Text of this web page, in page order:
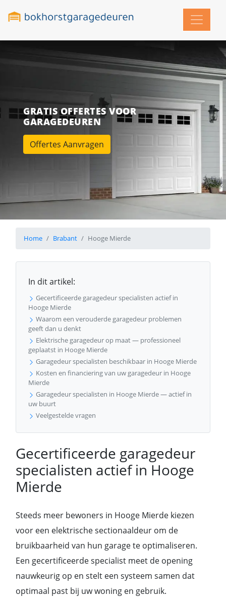
GRATIS OFFERTES VOOR
GARAGEDEUREN
Offertes Aanvragen
Home Brabant Hooge Mierde
In dit artikel:
Gecertificeerde garagedeur specialisten actief in
Hooge Mierde
Waarom een verouderde garagedeur problemen
geeft dan u denkt
Elektrische garagedeur op maat — professioneel
geplaatst in Hooge Mierde
Garagedeur specialisten beschikbaar in Hooge Mierde
Kosten en financiering van uw garagedeur in Hooge
Mierde
Garagedeur specialisten in Hooge Mierde — actief in
uw buurt
Veelgestelde vragen
Gecertificeerde garagedeur
specialisten actief in Hooge
Mierde
Steeds meer bewoners in Hooge Mierde kiezen
voor een elektrische sectionaaldeur om de
bruikbaarheid van hun garage te optimaliseren.
Een gecertificeerde specialist meet de opening
nauwkeurig op en stelt een systeem samen dat
optimaal past bij uw woning en gebruik.